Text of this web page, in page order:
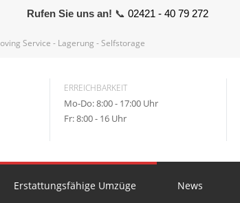
Rufen Sie uns an! 📞 02421 - 40 79 272
Service - Lagerung - Selfstorage
ERREICHBARKEIT
Mo-Do: 8:00 - 17:00 Uhr
Fr: 8:00 - 16 Uhr
Erstattungsfähige Umzüge News